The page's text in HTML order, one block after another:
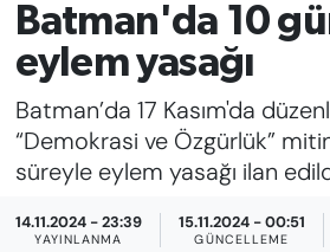
Batman'da 10
eylem yasağı
Batman’da 17 Kasım'da
“Demokrasi ve Özgürlük”
süreyle eylem yasağı ilan
14.11.2024 - 23:39
YAYINLANMA
15.11.2024 - 00:51
GÜNCELLEME
EMEK HABERLERİ
YENİ MEDYADA EMEK
GAZETECİLİĞİNİ GELİŞTİRMEK
FAYDALI BİLGİLER
GÜNDEM
İstanbul Namaz Vakitleri
Trafik Durumu
Süper Lig Puan Durumu ve
Tüm Manşetler